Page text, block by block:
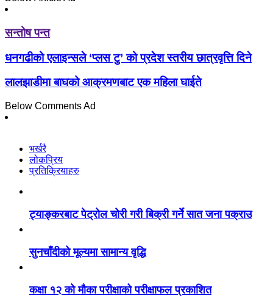
सन्तोष पन्त
धनगढीको एलाइन्सले ‘प्लस टु’ को प्रदेश स्तरीय छात्रवृत्ति दिने
लालझाडीमा बाघको आक्रमणबाट एक महिला घाईते
Below Comments Ad
भर्खरै
लोकप्रिय
प्रतिक्रियाहरु
ट्याङ्करबाट पेट्रोल चोरी गरी बिक्री गर्ने सात जना पक्राउ
सुनचाँदीको मूल्यमा सामान्य वृद्धि
कक्षा १२ को मौका परीक्षाको परीक्षाफल प्रकाशित